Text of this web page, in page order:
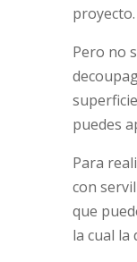
proyecto.
Pero no
puedes
Para
con
que
la cual la